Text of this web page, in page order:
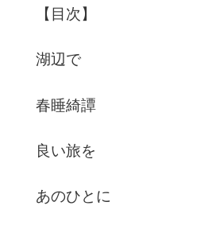
【目次】
湖辺で
春睡綺譚
良い旅を
あのひとに